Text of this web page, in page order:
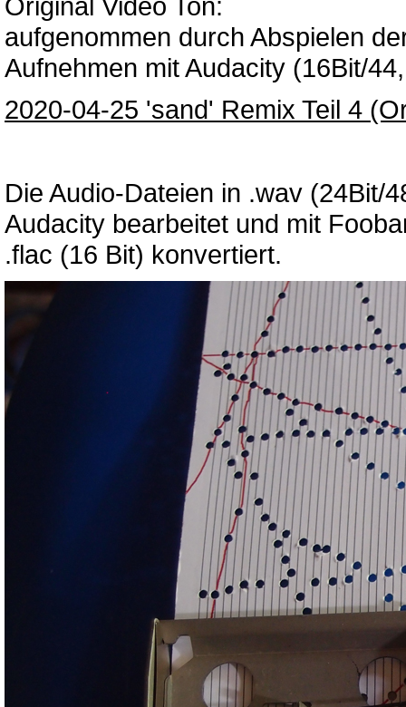
aufgenommen durch Abspielen
Aufnehmen mit Audacity (16Bit/
2020-04-25 'sand' Remix Teil 4
Die Audio-Dateien in .wav (24Bit/
Audacity bearbeitet und mit
.flac (16 Bit) konvertiert.